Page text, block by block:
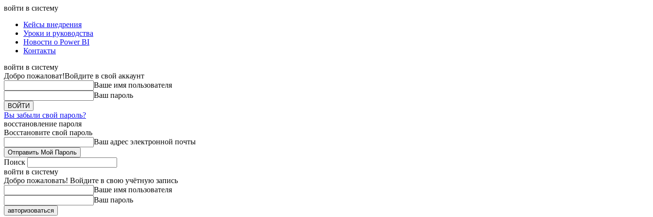
войти в систему
Кейсы внедрения
Уроки и руководства
Новости о Power BI
Контакты
войти в систему
Добро пожаловат!Войдите в свой аккаунт
Ваше имя пользователя
Ваш пароль
Вы забыли свой пароль?
восстановление пароля
Восстановите свой пароль
Ваш адрес электронной почты
Поиск
войти в систему
Добро пожаловать! Войдите в свою учётную запись
Ваше имя пользователя
Ваш пароль